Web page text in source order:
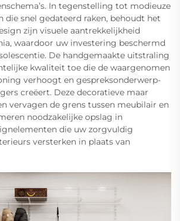
In tegenstelling tot modieuze
die snel gedateerd raken, behoudt het
zijn visuele aantrekkelijkheid
waardoor uw investering beschermd
De handgemaakte uitstraling
kwaliteit toe die de waargenomen
verhoogt en gespreksonderwerp-
creëert. Deze decoratieve maar
vervagen de grens tussen meubilair en
noodzakelijke opslag in
die uw zorgvuldig
versterken in plaats van